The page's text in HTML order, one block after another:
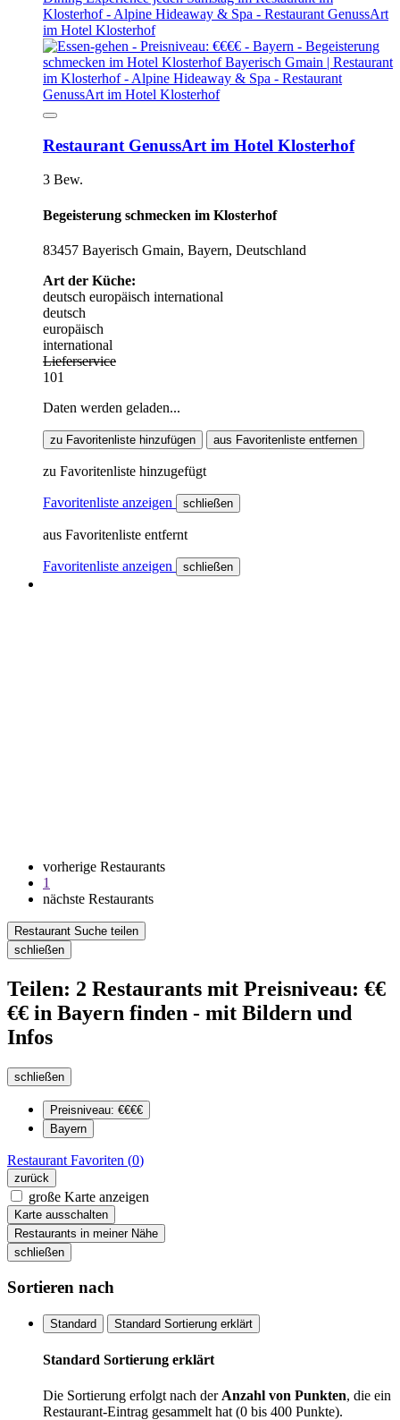
Restaurant GenussArt im Hotel Klosterhof
3 Bew.
Begeisterung schmecken im Klosterhof
83457 Bayerisch Gmain, Bayern, Deutschland
Art der Küche:
deutsch europäisch international
deutsch
europäisch
international
Lieferservice
101
Daten werden geladen...
zu Favoritenliste hinzufügen aus Favoritenliste entfernen
zu Favoritenliste hinzugefügt
Favoritenliste anzeigen schließen
aus Favoritenliste entfernt
Favoritenliste anzeigen schließen
vorherige Restaurants
1
nächste Restaurants
Restaurant Suche teilen
schließen
Teilen: 2 Restaurants mit Preisniveau: €€
€€ in Bayern finden - mit Bildern und
Infos
schließen
Preisniveau: €€€€
Bayern
Restaurant Favoriten (0)
zurück
große Karte anzeigen
Karte ausschalten
Restaurants in meiner Nähe
schließen
Sortieren nach
Standard Standard Sortierung erklärt
Standard Sortierung erklärt
Die Sortierung erfolgt nach der Anzahl von Punkten, die ein
Restaurant-Eintrag gesammelt hat (0 bis 400 Punkte).